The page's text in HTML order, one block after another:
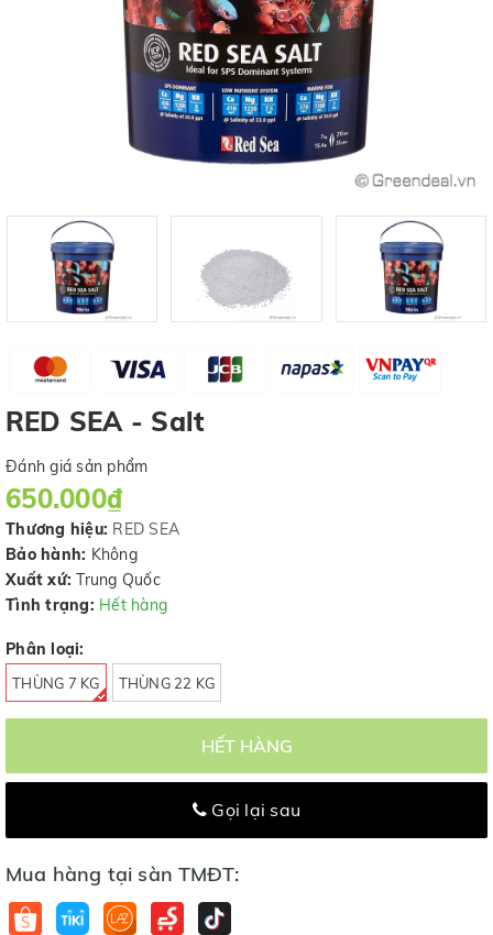
RED SEA - Salt
Đánh giá sản phẩm
650.000₫
Thương hiệu: RED SEA
Bảo hành: Không
Xuất xứ: Trung Quốc
Tình trạng: Hết hàng
Phân loại:
THÙNG 7 KG THÙNG 22 KG
HẾT HÀNG
Gọi lại sau
Mua hàng tại sàn TMĐT: